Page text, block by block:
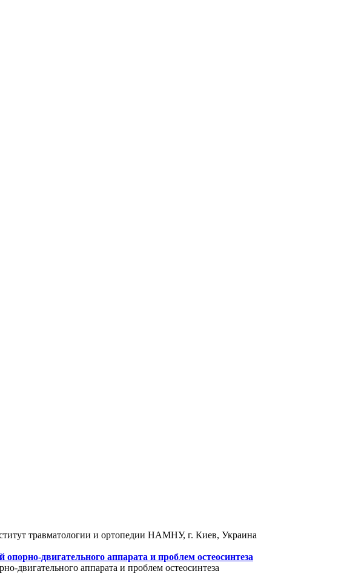
травматологии и ортопедии НАМНУ, г. Киев, Украина
двигательного аппарата и проблем остеосинтеза
двигательного аппарата и проблем остеосинтеза